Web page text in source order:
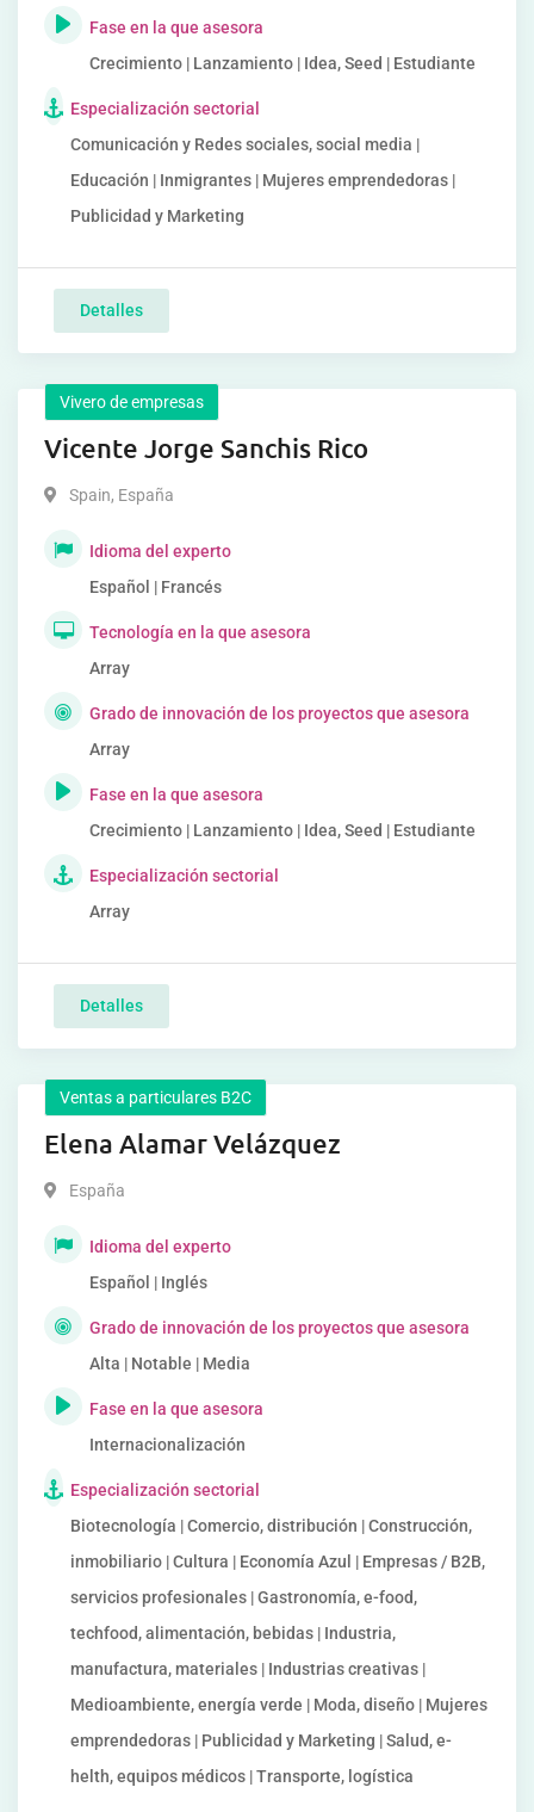
Fase en la que asesora
Crecimiento | Lanzamiento | Idea, Seed | Estudiante
Especialización sectorial
Comunicación y Redes sociales, social media |
Educación | Inmigrantes | Mujeres emprendedoras |
Publicidad y Marketing
Detalles
Vivero de empresas
Vicente Jorge Sanchis Rico
Spain, España
Idioma del experto
Español | Francés
Tecnología en la que asesora
Array
Grado de innovación de los proyectos que asesora
Array
Fase en la que asesora
Crecimiento | Lanzamiento | Idea, Seed | Estudiante
Especialización sectorial
Array
Detalles
Ventas a particulares B2C
Elena Alamar Velázquez
España
Idioma del experto
Español | Inglés
Grado de innovación de los proyectos que asesora
Alta | Notable | Media
Fase en la que asesora
Internacionalización
Especialización sectorial
Biotecnología | Comercio, distribución | Construcción,
inmobiliario | Cultura | Economía Azul | Empresas / B2B,
servicios profesionales | Gastronomía, e-food,
techfood, alimentación, bebidas | Industria,
manufactura, materiales | Industrias creativas |
Medioambiente, energía verde | Moda, diseño | Mujeres
emprendedoras | Publicidad y Marketing | Salud, e-
helth, equipos médicos | Transporte, logística